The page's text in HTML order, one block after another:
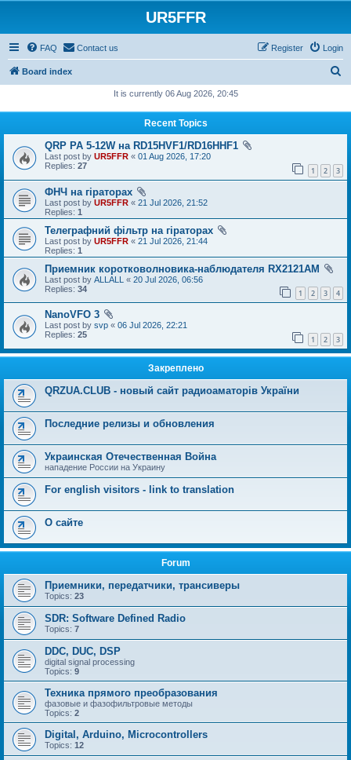
UR5FFR
FAQ Contact us Login
Register
Board index
h
It is currently 06 Aug 2026, 20:45
Recent Topics
QRP PA 5-12W на RD15HVF1/RD16HHF1
Last post by UR5FFR « 01 Aug 2026, 17:20
Replies: 27 1 2 3
ФНЧ на гіраторах
Last post by UR5FFR « 21 Jul 2026, 21:52
Replies: 1
Телеграфний фільтр на гіраторах
Last post by UR5FFR « 21 Jul 2026, 21:44
Replies: 1
Приемник коротковолновика-наблюдателя RX2121AM
Last post by ALLALL « 20 Jul 2026, 06:56
Replies: 34 1 2 3 4
NanoVFO 3
Last post by svp « 06 Jul 2026, 22:21
Replies: 25 1 2 3
Закреплено
QRZUA.CLUB - новый сайт радиоаматорів України
Последние релизы и обновления
Украинская Отечественная Война
нападение России на Украину
For english visitors - link to translation
О сайте
Forum
Приемники, передатчики, трансиверы
Topics: 23
SDR: Software Defined Radio
Topics: 7
DDC, DUC, DSP
digital signal processing
Topics: 9
Техника прямого преобразования
фазовые и фазофильтровые методы
Topics: 2
Digital, Arduino, Microcontrollers
Topics: 12